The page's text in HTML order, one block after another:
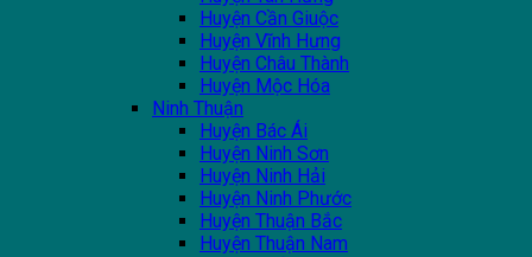
Huyện Cần Giuộc
Huyện Vĩnh Hưng
Huyện Châu Thành
Huyện Mộc Hóa
Ninh Thuận
Huyện Bác Ái
Huyện Ninh Sơn
Huyện Ninh Hải
Huyện Ninh Phước
Huyện Thuận Bắc
Huyện Thuận Nam